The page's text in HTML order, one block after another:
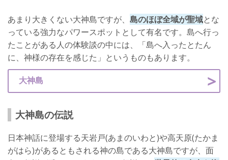
あまり大きくない大神島ですが、 島のほぼ全域が聖域とな
っている強力なパワースポットとして有名です。島へ行っ
たことがある人の体験談の中には、「島へ入ったとたん
に、神様の存在を感じた」というものもあります。
大神島
大神島の伝説
日本神話に登場する天岩戸(あまのいわと)や高天原(たかま
がはら)があるともされる神の島である大神島ですが、面